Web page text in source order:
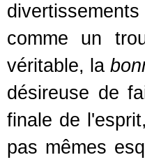
comme un
véritable, la
désireuse de
finale de
pas mêmes